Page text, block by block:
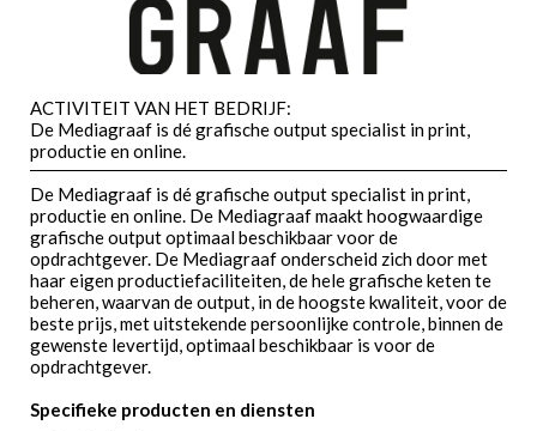
ACTIVITEIT VAN HET BEDRIJF:
De Mediagraaf is dé grafische output specialist in print,
productie en online.
De Mediagraaf is dé grafische output specialist in print,
productie en online. De Mediagraaf maakt hoogwaardige
grafische output optimaal beschikbaar voor de
opdrachtgever. De Mediagraaf onderscheid zich door met
haar eigen productiefaciliteiten, de hele grafische keten te
beheren, waarvan de output, in de hoogste kwaliteit, voor de
beste prijs, met uitstekende persoonlijke controle, binnen de
gewenste levertijd, optimaal beschikbaar is voor de
opdrachtgever.
Specifieke producten en diensten